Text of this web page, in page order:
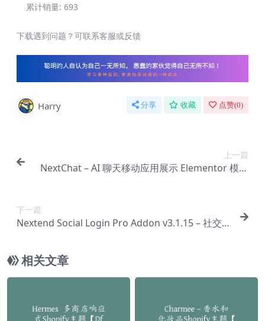
累计销量: 693
下载遇到问题？可联系客服或反馈
Harry 分享 收藏 点赞(0)
上一篇
NextChat – AI 聊天移动应用展示 Elementor 模板
下一篇
Nextend Social Login Pro Addon v3.1.15 – 社交
相关文章